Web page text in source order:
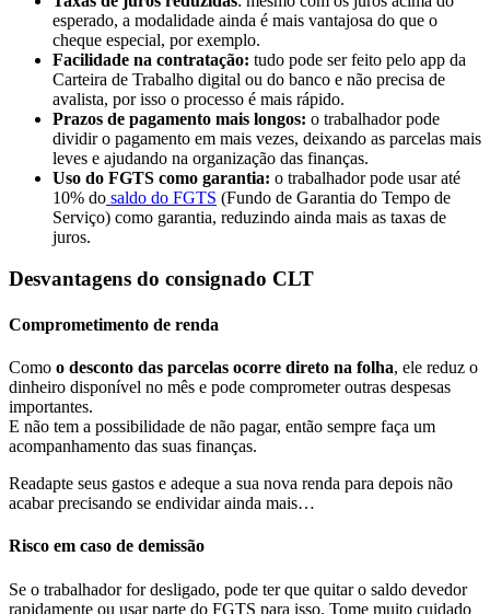
esperado, a modalidade ainda é mais vantajosa do que o
cheque especial, por exemplo.
Facilidade na contratação: tudo pode ser feito pelo app da
Carteira de Trabalho digital ou do banco e não precisa de
avalista, por isso o processo é mais rápido.
Prazos de pagamento mais longos: o trabalhador pode
dividir o pagamento em mais vezes, deixando as parcelas mais
leves e ajudando na organização das finanças.
Uso do FGTS como garantia: o trabalhador pode usar até
10% do saldo do FGTS (Fundo de Garantia do Tempo de
Serviço) como garantia, reduzindo ainda mais as taxas de
juros.
Desvantagens do consignado CLT
Comprometimento de renda
Como o desconto das parcelas ocorre direto na folha, ele reduz o
dinheiro disponível no mês e pode comprometer outras despesas
importantes.
E não tem a possibilidade de não pagar, então sempre faça um
acompanhamento das suas finanças.
Readapte seus gastos e adeque a sua nova renda para depois não
acabar precisando se endividar ainda mais…
Risco em caso de demissão
Se o trabalhador for desligado, pode ter que quitar o saldo devedor
rapidamente ou usar parte do FGTS para isso. Tome muito cuidado